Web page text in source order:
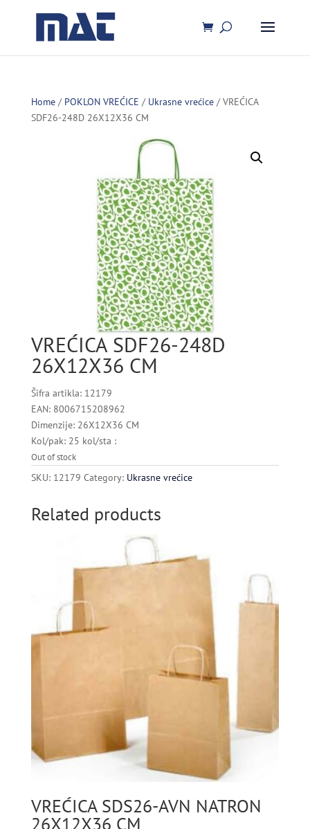
Home/ POKLON VREĆICE / Ukrasne vrećice/ VREĆICA
SDF26-248D 26X12X36 CM
VREĆICA SDF26-248D
26X12X36 CM
Šifra artikla: 12179
EAN: 8006715208962
Dimenzije: 26X12X36 CM
Kol/pak: 25 kol/sta :
Out of stock
SKU: 12179 Category: Ukrasne vrećice
Related products
VREĆICA SDS26-AVN NATRON
26X12X36 CM